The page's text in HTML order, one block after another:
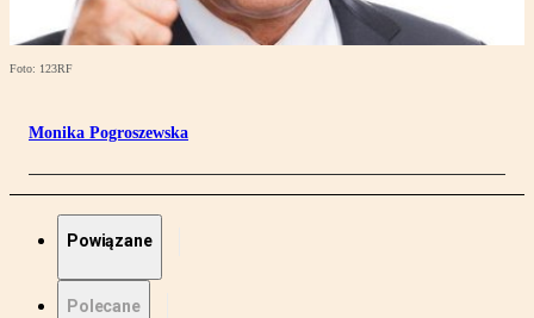
Foto: 123RF
Monika Pogroszewska
Powiązane
Polecane